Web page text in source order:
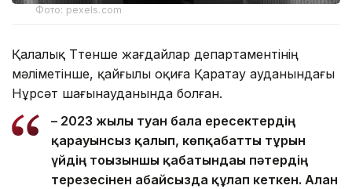
Фото: pexels.com
Қалалық Төтенше жағдайлар департаментінің
мәліметінше, қайғылы оқиға Қаратау ауданындағы
Нұрсәт шағынауданында болған.
– 2023 жылы туған бала ересектердің
қарауынсыз қалып, көпқабатты тұрғын
үйдің тоғызыншы қабатындағы пәтердің
терезесінен абайсызда құлап кеткен. Алған